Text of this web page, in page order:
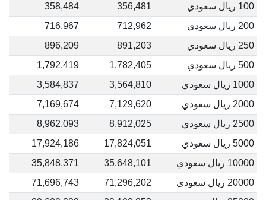
100 ريال سعودي
356,481
358,484
200 ريال سعودي
712,962
716,967
250 ريال سعودي
891,203
896,209
500 ريال سعودي
1,782,405
1,792,419
1000 ريال سعودي
3,564,810
3,584,837
2000 ريال سعودي
7,129,620
7,169,674
2500 ريال سعودي
8,912,025
8,962,093
5000 ريال سعودي
17,824,051
17,924,186
10000 ريال سعودي
35,648,101
35,848,371
20000 ريال سعودي
71,296,202
71,696,743